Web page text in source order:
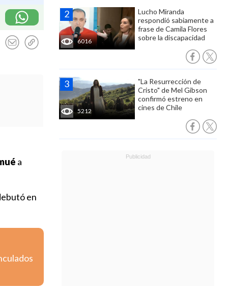
6016
Lucho Miranda
respondió sabiamente a
frase de Camila Flores
sobre la discapacidad
5212
"La Resurrección de
Cristo" de Mel Gibson
confirmó estreno en
cines de Chile
a
en